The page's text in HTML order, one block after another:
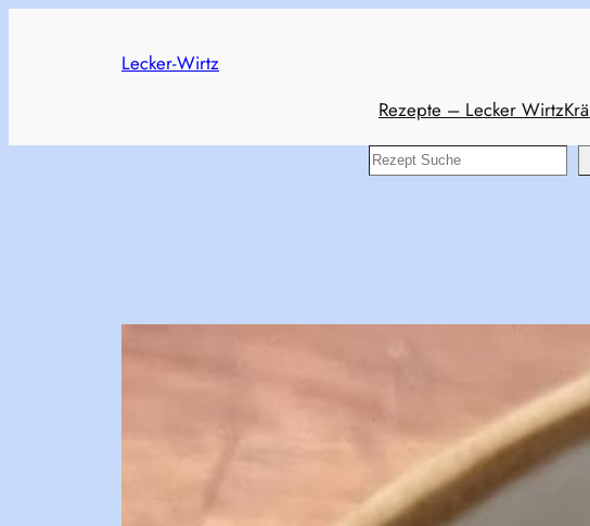
Lecker-Wirtz
Rezepte – Lecker Wirtz